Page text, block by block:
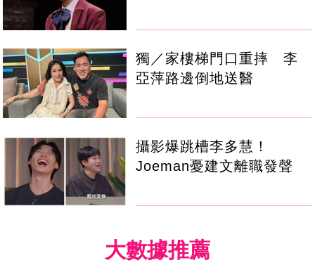
獨／家樓梯門口重摔 李
亞萍路邊倒地送醫
攝影爆跳槽李多慧！
Joeman憂建文離職發聲
大數據推薦